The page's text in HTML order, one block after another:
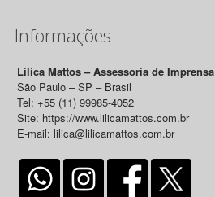
Informações
Lilica Mattos – Assessoria de Imprensa
São Paulo – SP – Brasil
Tel: +55 (11) 99985-4052
Site: https://www.lilicamattos.com.br
E-mail: lilica@lilicamattos.com.br